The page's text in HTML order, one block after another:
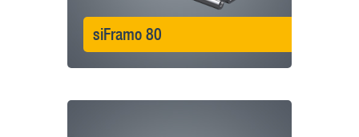
siFramo 80